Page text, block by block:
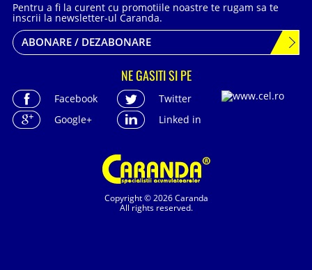
Copyright © 2026 Caranda
All rights reserved.
Pentru a fi la curent cu promotiile noastre te rugam sa te
inscrii la newsletter-ul Caranda.
ABONARE / DEZABONARE
NE GASITI SI PE
Facebook
Twitter
Google+
Linked in